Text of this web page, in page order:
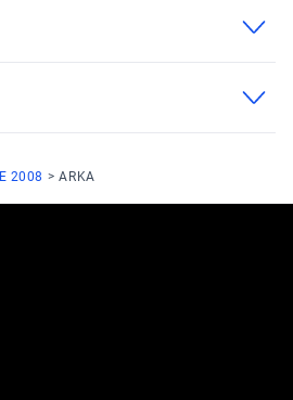
E 2008 ARKA